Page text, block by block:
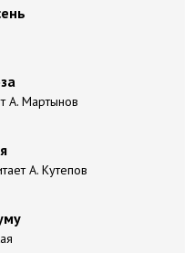
А. Мартынов
А. Кутепов